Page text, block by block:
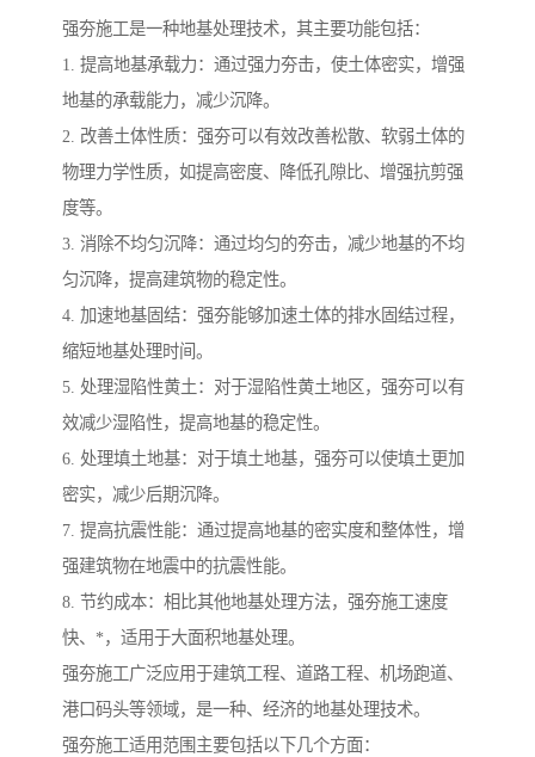
强夯施工是一种地基处理技术，其主要功能包括：
1. 提高地基承载力：通过强力夯击，使土体密实，增强
地基的承载能力，减少沉降。
2. 改善土体性质：强夯可以有效改善松散、软弱土体的
物理力学性质，如提高密度、降低孔隙比、增强抗剪强
度等。
3. 消除不均匀沉降：通过均匀的夯击，减少地基的不均
匀沉降，提高建筑物的稳定性。
4. 加速地基固结：强夯能够加速土体的排水固结过程，
缩短地基处理时间。
5. 处理湿陷性黄土：对于湿陷性黄土地区，强夯可以有
效减少湿陷性，提高地基的稳定性。
6. 处理填土地基：对于填土地基，强夯可以使填土更加
密实，减少后期沉降。
7. 提高抗震性能：通过提高地基的密实度和整体性，增
强建筑物在地震中的抗震性能。
8. 节约成本：相比其他地基处理方法，强夯施工速度
快、*，适用于大面积地基处理。
强夯施工广泛应用于建筑工程、道路工程、机场跑道、
港口码头等领域，是一种、经济的地基处理技术。
强夯施工适用范围主要包括以下几个方面：